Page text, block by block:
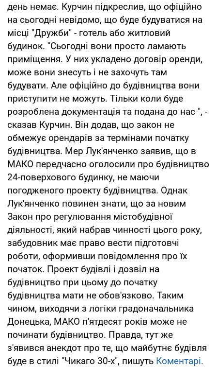
день немає. Курчин підкреслив, що офіційно
на сьогодні невідомо, що буде будуватися на
місці "Дружби" - готель або житловий
будинок. "Сьогодні вони просто ламають
приміщення. У них укладено договір оренди,
може вони знесуть і не захочуть там
будувати. Але офіційно до будівництва вони
приступити не можуть. Тільки коли буде
розроблена документація та подана до нас ", -
сказав Курчин. Він додав, що закон не
обмежує орендарів за термінами початку
будівництва. Мер Лук'янченко заявив, що в
МАКО передчасно оголосили про будівництво
24-поверхового будинку, не маючи
погодженого проекту будівництва. Однак
Лук'янченко повинен знати, що за новим
Закон про регулювання містобудівної
діяльності, який набрав чинності цього року,
забудовник має право вести підготовчі
роботи, оформивши повідомлення про їх
початок. Проект будівлі і дозвіл на
будівництво при цьому до початку
будівництва мати не обов'язково. Таким
чином, виходячи з логіки градоначальника
Донецька, МАКО п'ятдесят років може не
починати будівництво. Правда, тут же
з'явився анекдот про те, що майбутнє будівля
буде в стилі "Чикаго 30-х", пишуть Коментарі.